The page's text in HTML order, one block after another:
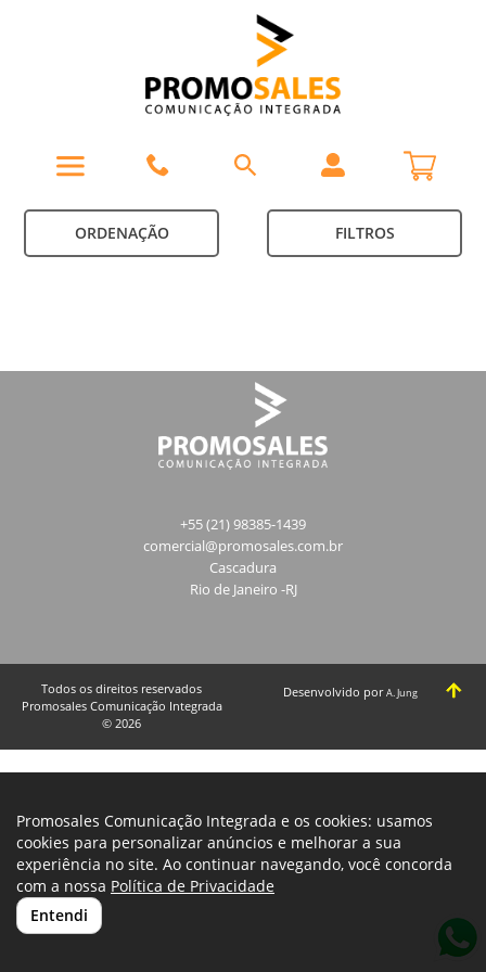
ORDENAÇÃO FILTROS
+55 (21) 98385-1439
comercial@promosales.com.br
Cascadura
Rio de Janeiro -RJ
Todos os direitos reservados
Promosales Comunicação Integrada
© 2026
Desenvolvido porA. Jung
Promosales Comunicação Integrada e os cookies: usamos
cookies para personalizar anúncios e melhorar a sua
experiência no site. Ao continuar navegando, você concorda
com a nossa Política de Privacidade
Entendi